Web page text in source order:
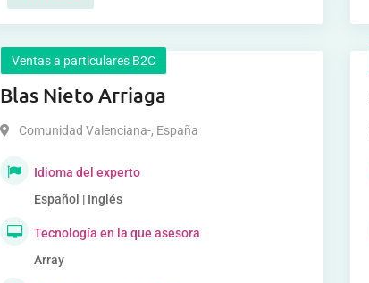
Ventas a particulares B2C
Blas Nieto Arriaga
Comunidad Valenciana-, España
Idioma del experto
Español | Inglés
Tecnología en la que asesora
Array